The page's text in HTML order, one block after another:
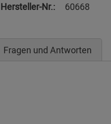
Hersteller-Nr.: 60668
Fragen und Antworten